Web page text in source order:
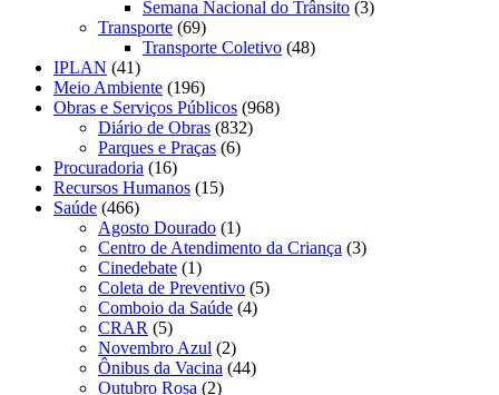
Semana Nacional do Trânsito (3)
Transporte (69)
Transporte Coletivo (48)
IPLAN (41)
Meio Ambiente (196)
Obras e Serviços Públicos (968)
Diário de Obras (832)
Parques e Praças (6)
Procuradoria (16)
Recursos Humanos (15)
Saúde (466)
Agosto Dourado (1)
Centro de Atendimento da Criança (3)
Cinedebate (1)
Coleta de Preventivo (5)
Comboio da Saúde (4)
CRAR (5)
Novembro Azul (2)
Ônibus da Vacina (44)
Outubro Rosa (2)